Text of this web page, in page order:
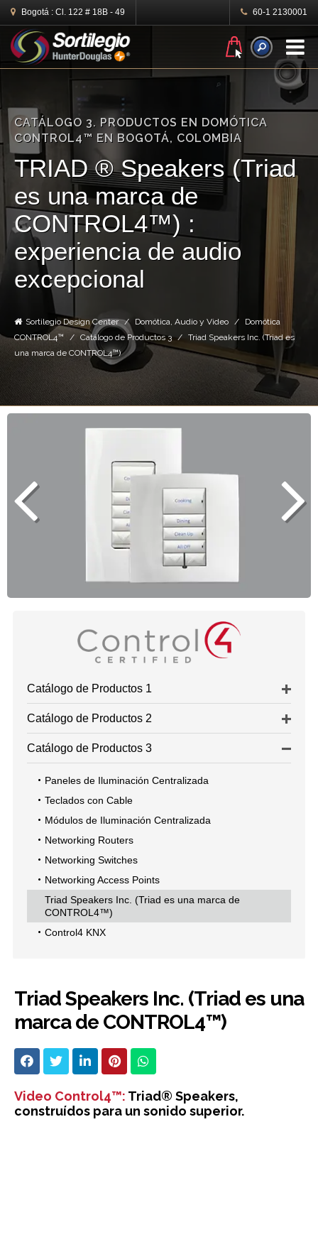
Bogotá : Cl. 122 # 18B - 49 60-1 2130001
CATÁLOGO 3. PRODUCTOS EN DOMÓTICA
CONTROL4™ EN BOGOTÁ, COLOMBIA
TRIAD ® Speakers (Triad
es una marca de
CONTROL4™) :
experiencia de audio
excepcional
Sortilegio Design Center Domótica, Audio y Video
Domótica
CONTROL4™
Catálogo de Productos 3
Triad Speakers Inc. (Triad es
una marca de CONTROL4™)
Los atenuadores Control4 te permiten sustituir
cualquier atenuador "tonto" con atenuadores
elegantes y sofisticados.
Ver más
Catálogo de Productos 1
Catálogo de Productos 2
Catálogo de Productos 3
Paneles de Iluminación Centralizada
Teclados con Cable
Módulos de Iluminación Centralizada
Networking Routers
Networking Switches
Networking Access Points
Triad Speakers Inc. (Triad es una marca de
CONTROL4™)
Control4 KNX
Triad Speakers Inc. (Triad es una
marca de CONTROL4™)
Video Control4™: Triad® Speakers,
construídos para un sonido superior.